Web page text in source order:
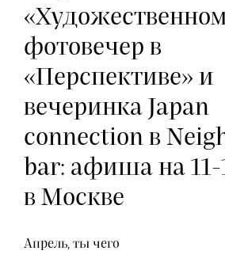
фотовечер в
«Перспективе» и
вечеринка Japan
connection в
bar: афиша на 11-
в Москве
Апрель, ты чего